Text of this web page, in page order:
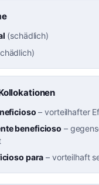
(schädlich)
)
–vorteilhafter
beneficioso –
para – vorteilhaft